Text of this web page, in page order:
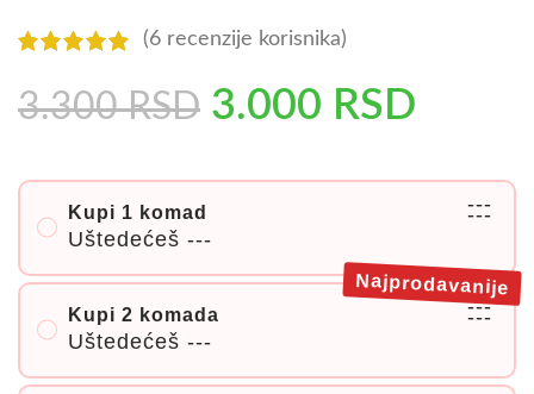
(6 recenzije korisnika)
3.300RSD 3.000 RSD
Kupi 1 komad
Uštedećeš ---
---
---
Kupi 2 komada
Uštedećeš ---
---
---
Najprodavanije